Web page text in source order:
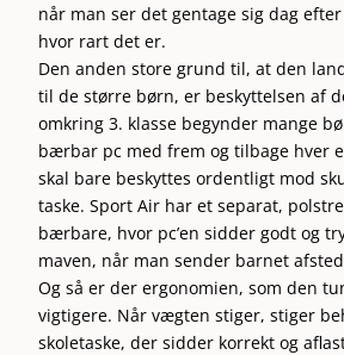
når man ser det gentage sig dag
hvor rart det er.
Den anden store grund til, at den
til de større børn, er beskyttelsen af
omkring 3. klasse begynder mange
bærbar pc med frem og tilbage hver
skal bare beskyttes ordentligt mod
taske. Sport Air har et separat,
bærbare, hvor pc’en sidder godt og
maven, når man sender barnet
Og så er der ergonomien, som den
vigtigere. Når vægten stiger, stiger
skoletaske, der sidder korrekt og